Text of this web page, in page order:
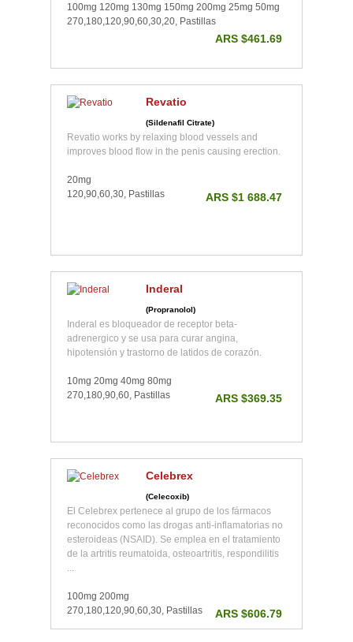
100mg 120mg 130mg 150mg 200mg 25mg 50mg
270,180,120,90,60,30,20, Pastillas
ARS $461.69
Revatio
(Sildenafil Citrate)
Revatio works by relaxing blood vessels and
improves blood flow in the penis causing erection.
20mg
120,90,60,30, Pastillas
ARS $1 688.47
Inderal
(Propranolol)
Inderal es bloqueador de receptor beta-
adrenergico y se usa para curar angina,
hipotensión y trastorno de latidos de corazón.
10mg 20mg 40mg 80mg
270,180,90,60, Pastillas
ARS $369.35
Celebrex
(Celecoxib)
El Celebrex pertenece al grupo de los fármacos
reconocidos como las drogas anti-inflamatorias no
esteroideas (NSAID). Se emplea en el tratamiento
de la artritis reumatoida, osteoartritis, respondilitis
...
100mg 200mg
270,180,120,90,60,30, Pastillas
ARS $606.79